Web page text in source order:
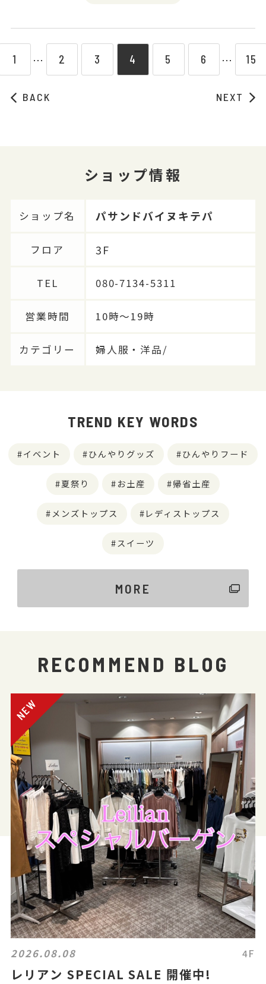
BACK
1 ⋯ 2 3 4 5 6 ⋯ 15
NEXT
ショップ情報
ショップ名 パサンドバイヌキテパ
フロア 3F
TEL 080-7134-5311
営業時間 10時〜19時
カテゴリー 婦人服・洋品/
TREND KEY WORDS
イベント ひんやりグッズ ひんやりフード
夏祭り お土産 帰省土産
メンズトップス レディストップス
スイーツ
MORE
RECOMMEND BLOG
2026.08.08 4F
レリアン SPECIAL SALE 開催中!